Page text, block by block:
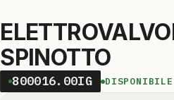
SPINOTTO
800016.00IG DISPONIBILE